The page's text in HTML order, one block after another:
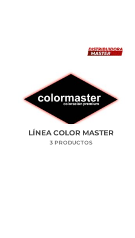
LÍNEA COLOR MASTER
3 PRODUCTOS